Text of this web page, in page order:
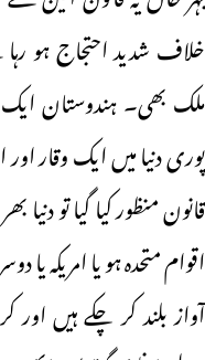
خلاف شدید احتجاج ہو
ملک بھی۔ ہندوستان
پوری دنیا میں ایک وقار
قانون منظور کیا گیا تو
اقوام متحدہ ہو یا
آواز بلند کر چکے ہیں